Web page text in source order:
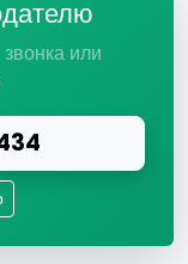
или